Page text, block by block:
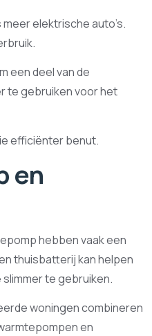
elektrische auto’s.
een deel van de
te gebruiken voor het
efficiënter benut.
en
hebben vaak een
thuisbatterij kan helpen
te gebruiken.
woningen combineren
en